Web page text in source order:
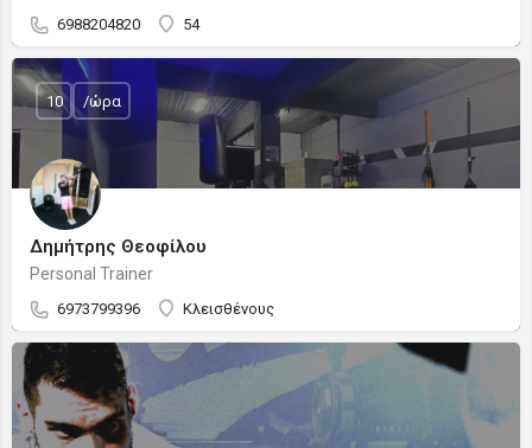
6988204820 54
Δημήτρης Θεοφίλου
Personal Trainer
6973799396 Κλεισθένους
10 /ώρα